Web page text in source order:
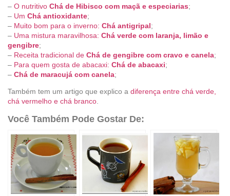
– O nutritivo Chá de Hibisco com maçã e especiarias;
– Um Chá antioxidante;
– Muito bom para o inverno: Chá antigripal;
– Uma mistura maravilhosa: Chá verde com laranja, limão e
gengibre;
– Receita tradicional de Chá de gengibre com cravo e canela;
– Para quem gosta de abacaxi: Chá de abacaxi;
– Chá de maracujá com canela;
Também tem um artigo que explico a diferença entre chá verde,
chá vermelho e chá branco.
Você Também Pode Gostar De: